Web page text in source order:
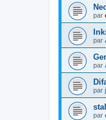
par
par
par
par
par